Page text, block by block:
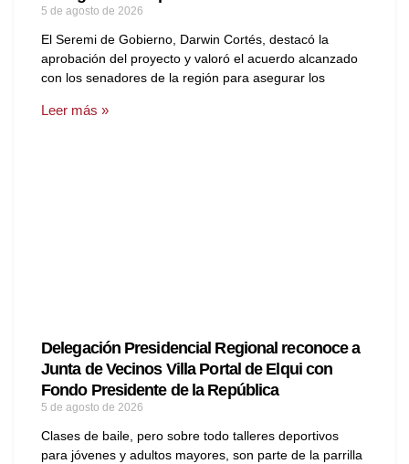
5 de agosto de 2026
El Seremi de Gobierno, Darwin Cortés, destacó la
aprobación del proyecto y valoró el acuerdo alcanzado
con los senadores de la región para asegurar los
Leer más »
Delegación Presidencial Regional reconoce a
Junta de Vecinos Villa Portal de Elqui con
Fondo Presidente de la República
5 de agosto de 2026
Clases de baile, pero sobre todo talleres deportivos
para jóvenes y adultos mayores, son parte de la parrilla